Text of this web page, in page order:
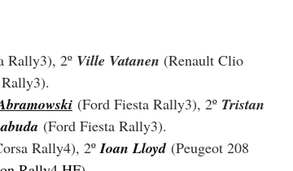
Rally3), 2º Ville Vatanen (Renault Clio
(Ford Fiesta Rally3), 2º Tristan
(Ford Fiesta Rally3).
Rally4), 2º Ioan Lloyd (Peugeot 208